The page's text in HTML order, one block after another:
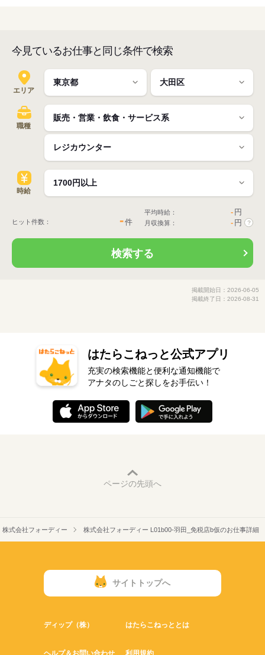
今見ているお仕事と同じ条件で検索
エリア
職種
時給
ヒット件数： -件
平均時給： - 円
月収換算： - 円 ?
検索する
掲載開始日：2026-06-05
掲載終了日：2026-08-31
はたらこねっと公式アプリ
充実の検索機能と便利な通知機能で
アナタのしごと探しをお手伝い！
ページの先頭へ
株式会社フォーディー 株式会社フォーディー L01b00-羽田_免税店b仮のお仕事詳細
サイトトップへ
ディップ（株） はたらこねっととは
ヘルプ＆お問い合わせ 利用規約